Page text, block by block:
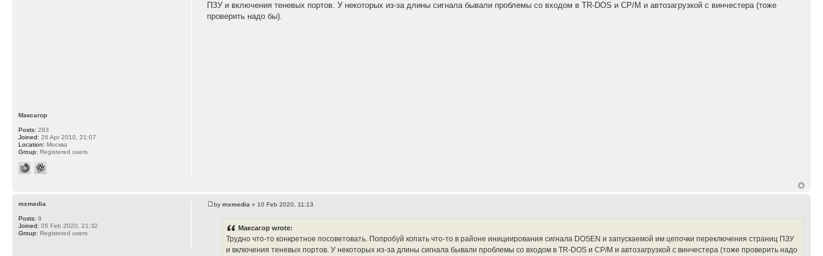
ПЗУ и включения теневых портов. У некоторых из-за длины сигнала бывали проблемы со входом в TR-DOS и CP/M и автозагрузкой с винчестера (тоже
проверить надо бы).
Максагор
Posts: 283
Joined: 26 Apr 2010, 21:07
Location: Москва
Group: Registered users
bymxmedia » 10 Feb 2020, 11:13
Максагор wrote:
Трудно что-то конкретное посоветовать. Попробуй копать что-то в районе инициирования сигнала DOSEN и запускаемой им цепочки переключения страниц ПЗУ
и включения теневых портов. У некоторых из-за длины сигнала бывали проблемы со входом в TR-DOS и CP/M и автозагрузкой с винчестера (тоже проверить надо
mxmedia
Posts: 9
Joined: 05 Feb 2020, 21:32
Group: Registered users